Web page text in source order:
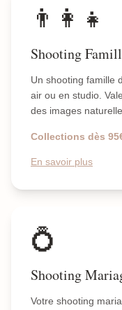
👨‍👩‍👧
Shooting
Un shooting famille
air ou en studio.
des images
Collections dès
En savoir plus
💍
Shooting
Votre shooting